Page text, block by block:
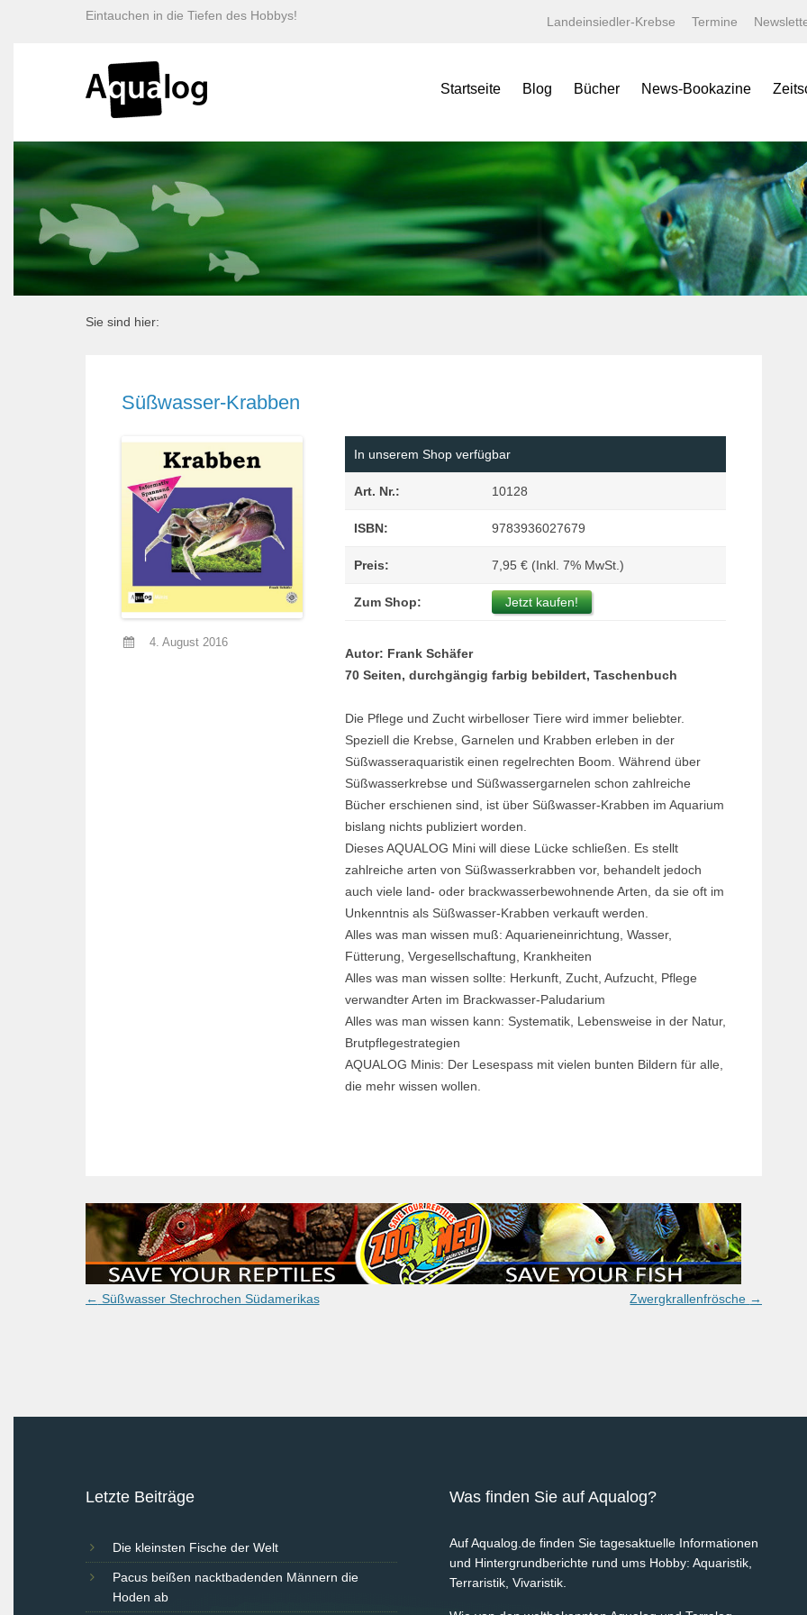
Eintauchen in die Tiefen des Hobbys! Landeinsiedler-Krebse Termine
Startseite Blog Bücher
Lexika
Specials
Minis
Jahrbücher
Terralog
Faltposter
News-Bookazine
Bildergalerien
Wissenschaftliche Texte
Linksammlung
Kaufen bei tierverliebt! Bugs
Datz
Sie sind hier:
Süßwasser-Krabben
4. August 2016
In unserem Shop verfügbar
Art. Nr.: 10128
ISBN: 9783936027679
Preis: 7,95 € (Inkl. 7% MwSt.)
Zum Shop: Jetzt kaufen!
Autor: Frank Schäfer
70 Seiten, durchgängig farbig bebildert, Taschenbuch
Die Pflege und Zucht wirbelloser Tiere wird immer beliebter.
Speziell die Krebse, Garnelen und Krabben erleben in der
Süßwasseraquaristik einen regelrechten Boom. Während über
Süßwasserkrebse und Süßwassergarnelen schon zahlreiche
Bücher erschienen sind, ist über Süßwasser-Krabben im Aquarium
bislang nichts publiziert worden.
Dieses AQUALOG Mini will diese Lücke schließen. Es stellt
zahlreiche arten von Süßwasserkrabben vor, behandelt jedoch
auch viele land- oder brackwasserbewohnende Arten, da sie oft im
Unkenntnis als Süßwasser-Krabben verkauft werden.
Alles was man wissen muß: Aquarieneinrichtung, Wasser,
Fütterung, Vergesellschaftung, Krankheiten
Alles was man wissen sollte: Herkunft, Zucht, Aufzucht, Pflege
verwandter Arten im Brackwasser-Paludarium
Alles was man wissen kann: Systematik, Lebensweise in der Natur,
Brutpflegestrategien
AQUALOG Minis: Der Lesespass mit vielen bunten Bildern für alle,
die mehr wissen wollen.
Post
← Süßwasser Stechrochen Südamerikas Zwergkrallenfrösche →
Letzte Beiträge
Die kleinsten Fische der Welt
Pacus beißen nacktbadenden Männern die
Hoden ab
Was finden Sie auf Aqualog?
Auf Aqualog.de finden Sie tagesaktuelle Informationen
und Hintergrundberichte rund ums Hobby: Aquaristik,
Terraristik, Vivaristik.